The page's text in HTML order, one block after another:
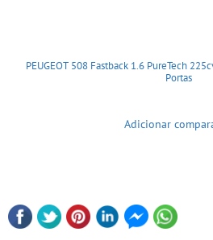
PEUGEOT 508 Fastback 1.6 PureTech
Portas
Adicionar